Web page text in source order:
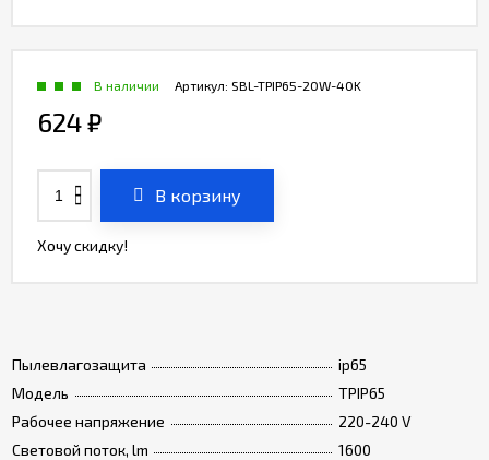
Пылевлагозащита
ip65
Модель
TPIP65
Рабочее напряжение
220-240 V
Световой поток, lm
1600
Артикул: SBL-TPIP65-20W-40K
В наличии
624₽
В корзину
Хочу скидку!